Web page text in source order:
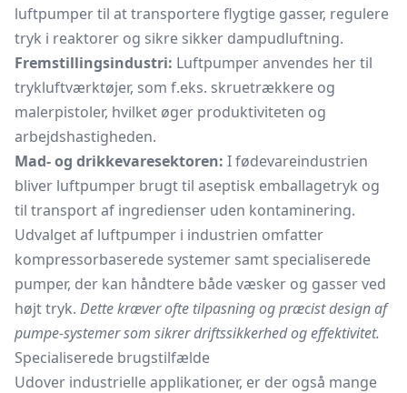
luftpumper til at transportere flygtige gasser, regulere
tryk i reaktorer og sikre sikker dampudluftning.
Fremstillingsindustri: Luftpumper anvendes her til
trykluftværktøjer, som f.eks. skruetrækkere og
malerpistoler, hvilket øger produktiviteten og
arbejdshastigheden.
Mad- og drikkevaresektoren: I fødevareindustrien
bliver luftpumper brugt til aseptisk emballagetryk og
til transport af ingredienser uden kontaminering.
Udvalget af luftpumper i industrien omfatter
kompressorbaserede systemer samt specialiserede
pumper, der kan håndtere både væsker og gasser ved
højt tryk. Dette kræver ofte tilpasning og præcist design af
pumpe-systemer som sikrer driftssikkerhed og effektivitet.
Specialiserede brugstilfælde
Udover industrielle applikationer, er der også mange